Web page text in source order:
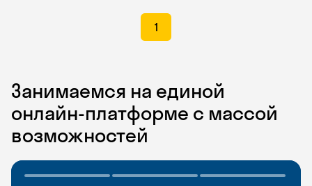
1
Занимаемся на единой
онлайн-платформе с массой
возможностей